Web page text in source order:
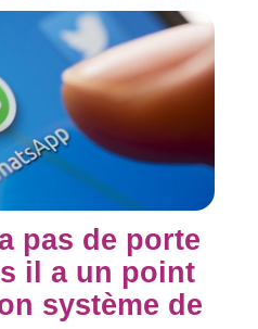
pas de porte
il a un point
système de